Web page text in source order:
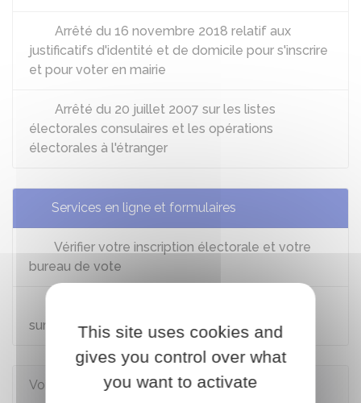
Arrêté du 16 novembre 2018 relatif aux
justificatifs d'identité et de domicile pour s'inscrire
et pour voter en mairie
Arrêté du 20 juillet 2007 sur les listes
électorales consulaires et les opérations
électorales à l'étranger
Services en ligne et formulaires
Vérifier votre inscription électorale et votre
bureau de vote
sur la liste électorale et son bureau de vote
Voir aussi
This site uses cookies and
gives you control over what
you want to activate